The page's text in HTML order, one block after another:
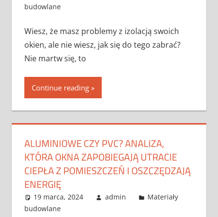
budowlane
Wiesz, że masz problemy z izolacją swoich
okien, ale nie wiesz, jak się do tego zabrać?
Nie martw się, to
Continue reading
ALUMINIOWE CZY PVC? ANALIZA,
KTÓRA OKNA ZAPOBIEGAJĄ UTRACIE
CIEPŁA Z POMIESZCZEŃ I OSZCZĘDZAJĄ
ENERGIĘ
19 marca, 2024 admin
Materiały
budowlane